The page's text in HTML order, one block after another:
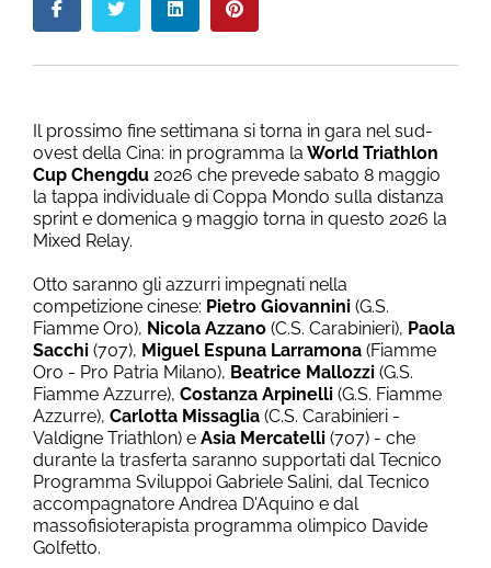
Il prossimo fine settimana si torna in gara nel sud-
ovest della Cina: in programma la World Triathlon
Cup Chengdu 2026 che prevede sabato 8 maggio
la tappa individuale di Coppa Mondo sulla distanza
sprint e domenica 9 maggio torna in questo 2026 la
Mixed Relay.
Otto saranno gli azzurri impegnati nella
competizione cinese: Pietro Giovannini (G.S.
Fiamme Oro), Nicola Azzano (C.S. Carabinieri), Paola
Sacchi (707), Miguel Espuna Larramona (Fiamme
Oro - Pro Patria Milano), Beatrice Mallozzi (G.S.
Fiamme Azzurre), Costanza Arpinelli (G.S. Fiamme
Azzurre), Carlotta Missaglia (C.S. Carabinieri -
Valdigne Triathlon) e Asia Mercatelli (707) - che
durante la trasferta saranno supportati dal Tecnico
Programma Sviluppoi Gabriele Salini, dal Tecnico
accompagnatore Andrea D'Aquino e dal
massofisioterapista programma olimpico Davide
Golfetto.